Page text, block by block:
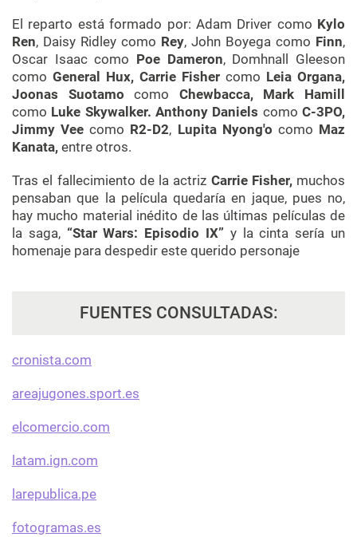
El reparto está formado por: Adam Driver como Kylo
Ren, Daisy Ridley como Rey, John Boyega como Finn,
Oscar Isaac como Poe Dameron, Domhnall Gleeson
como General Hux, Carrie Fisher como Leia Organa,
Joonas Suotamo como Chewbacca,
Mark Hamill
como Luke Skywalker. Anthony Daniels comoC-3PO,
Jimmy Vee como R2-D2, Lupita Nyong'o como Maz
Kanata, entre otros.
Tras el fallecimiento de la actriz Carrie Fisher, muchos
pensaban que la película quedaría en jaque, pues no,
hay mucho material inédito de las últimas películas de
la saga, “Star Wars: Episodio IX” y la cinta sería un
homenaje para despedir este querido personaje
FUENTES CONSULTADAS:
cronista.com
areajugones.sport.es
elcomercio.com
latam.ign.com
larepublica.pe
fotogramas.es